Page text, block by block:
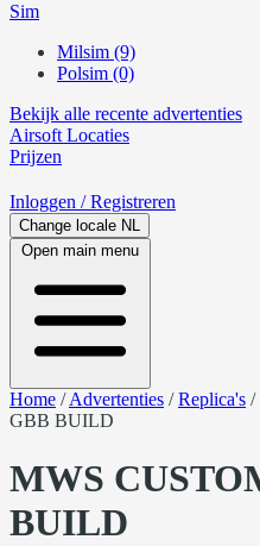
Sim
Milsim (9)
Polsim (0)
Bekijk alle recente advertenties
Airsoft Locaties
Prijzen
Inloggen / Registreren
Change locale NL
Open main menu
Home /Advertenties /Replica's /
GBB BUILD
MWS
BUILD